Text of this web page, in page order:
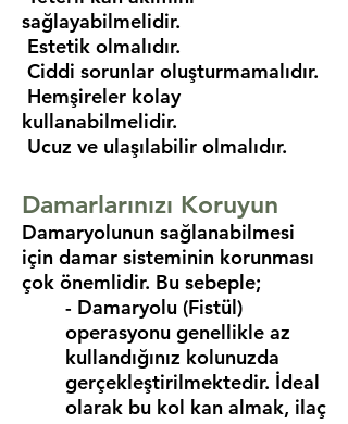
sağlayabilmelidir.
Estetik olmalıdır.
Ciddi sorunlar oluşturmamalıdır.
Hemşireler kolay
kullanabilmelidir.
Ucuz ve ulaşılabilir olmalıdır.
Damarlarınızı Koruyun
Damaryolunun sağlanabilmesi
için damar sisteminin korunması
çok önemlidir. Bu sebeple;
- Damaryolu (Fistül)
operasyonu genellikle az
kullandığınız kolunuzda
gerçekleştirilmektedir. İdeal
olarak bu kol kan almak, ilaç